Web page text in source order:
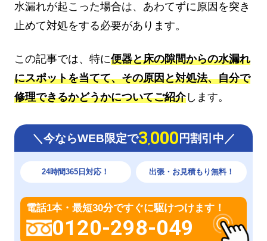
水漏れが起こった場合は、あわてずに原因を突き
止めて対処をする必要があります。
この記事では、特に便器と床の隙間からの水漏れ
にスポットを当てて、その原因と対処法、自分で
修理できるかどうかについてご紹介します。
＼今ならWEB限定で3,000 円割引中／
24時間365日対応！ 出張・お見積もり無料！
電話1本・最短30分ですぐに駆けつけます！
0120-298-049